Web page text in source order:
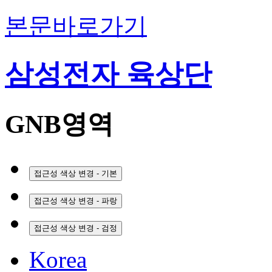
본문바로가기
삼성전자 육상단
GNB영역
접근성 색상 변경 - 기본
접근성 색상 변경 - 파랑
접근성 색상 변경 - 검정
Korea